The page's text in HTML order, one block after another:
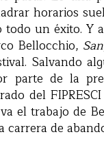
horarios
un éxito. Y
Bellocchio,
Salvando
parte de la
del
el trabajo de
de